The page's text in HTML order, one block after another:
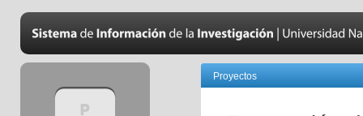
Proyectos